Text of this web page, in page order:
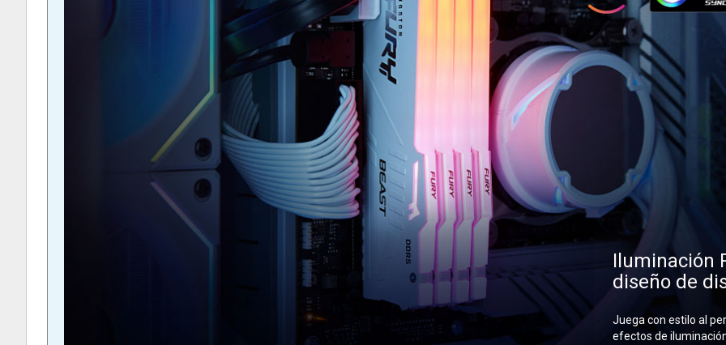
Iluminación
diseño de
Juega con estilo al
efectos de